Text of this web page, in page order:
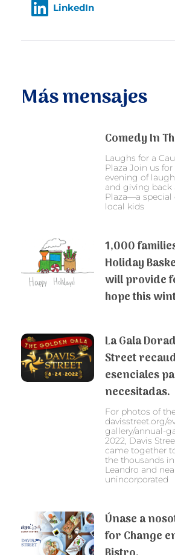
LinkedIn
Más mensajes
Comedy In
Laughs for a
Plaza Join us
evening of
and giving back
Plaza—a special
local kids
1,000
Holiday
will provide
hope this
La Gala
Street
esenciales
necesitadas.
For photos of
davisstreet.org/
gallery/annual-
2022, Davis
came together
the thousands
Leandro and
unincorporated
Únase a
for Change